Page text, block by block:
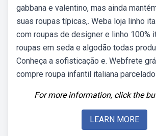
gabbana e valentino, mas ainda
suas roupas típicas,. Weba loja linho
com roupas de designer e linho 100%
roupas em seda e algodão todas
Conheça a sofisticação e. Webfrete
compre roupa infantil italiana
For more information, click the
LEARN MORE